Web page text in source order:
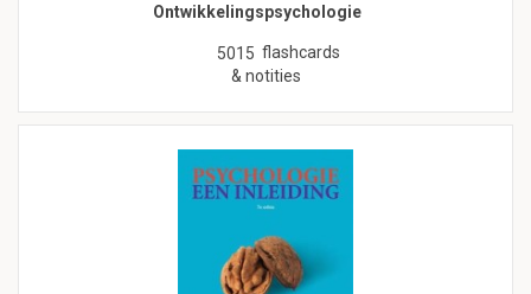
Ontwikkelingspsychologie
5015 flashcards
& notities